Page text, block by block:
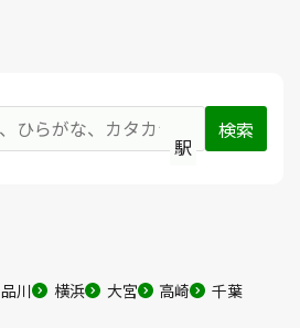
駅
品川 横浜 大宮 高崎
千葉